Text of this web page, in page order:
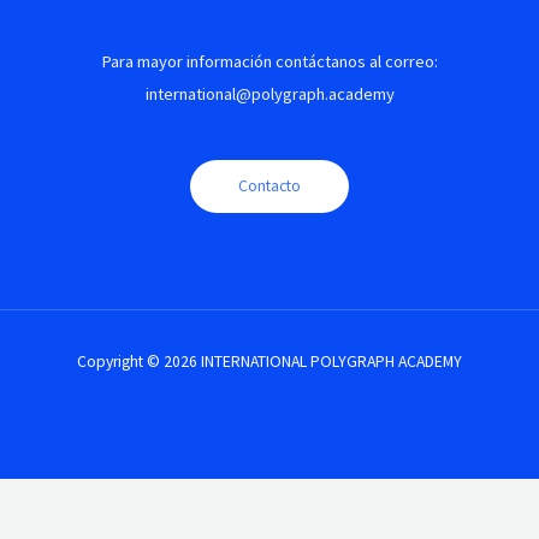
Para mayor información contáctanos al correo:
international@polygraph.academy
Contacto
Copyright © 2026 INTERNATIONAL POLYGRAPH ACADEMY